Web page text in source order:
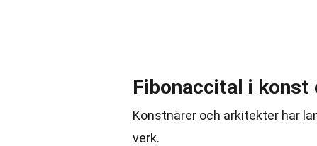
Fibonaccital i
Konstnärer och arkitekter har
verk.